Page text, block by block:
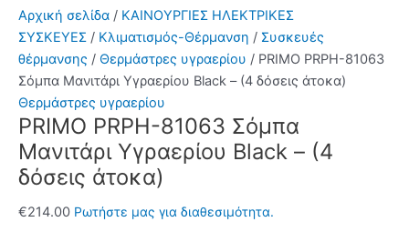
Αρχική σελίδα / ΚΑΙΝΟΥΡΓΙΕΣ ΗΛΕΚΤΡΙΚΕΣ
ΣΥΣΚΕΥΕΣ / Κλιματισμός-Θέρμανση / Συσκευές
θέρμανσης / Θερμάστρες υγραερίου / PRIMO PRPH-81063
Σόμπα Μανιτάρι Υγραερίου Black – (4 δόσεις άτοκα)
Θερμάστρες υγραερίου
PRIMO PRPH-81063 Σόμπα
Μανιτάρι Υγραερίου Black – (4
δόσεις άτοκα)
€214.00 Ρωτήστε μας για διαθεσιμότητα.